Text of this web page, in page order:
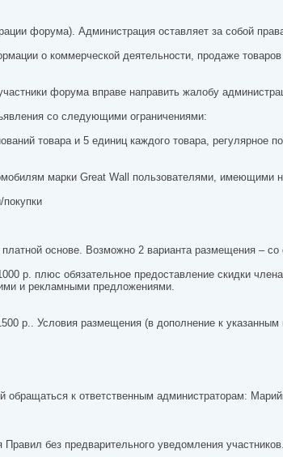
форума). Администрация оставляет за собой
о коммерческой деятельности, продаже
форума вправе направить жалобу
со следующими ограничениями:
товара и 5 единиц каждого товара, регулярное
марки Great Wall пользователями, имеющими
основе. Возможно 2 варианта размещения – со
р. плюс обязательное предоставление скидки
и рекламными предложениями.
р.. Условия размещения (в дополнение к указанным
к ответственным администраторам:
без предварительного уведомления